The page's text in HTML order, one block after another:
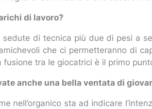
di lavoro?
sedute di tecnica più due di pesi a
che ci permetteranno di
fusione tra le giocatrici è il primo
anche una bella ventata di
nell’organico sta ad indicare